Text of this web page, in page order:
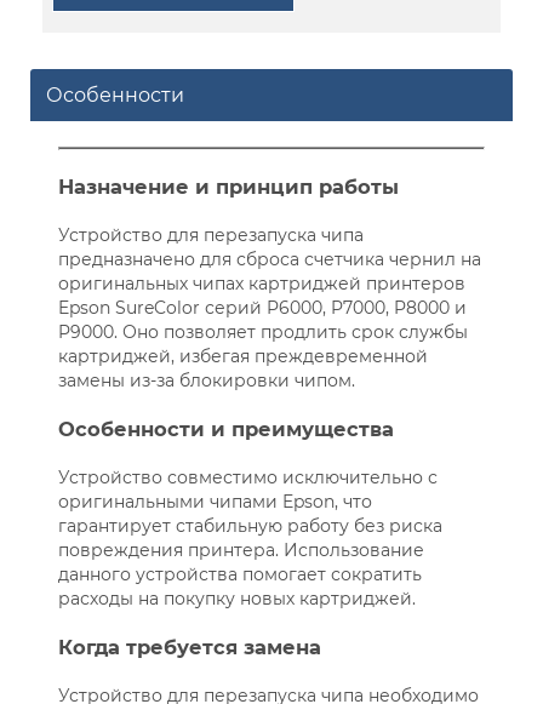
Особенности
Назначение и принцип работы
Устройство для перезапуска чипа
предназначено для сброса счетчика чернил на
оригинальных чипах картриджей принтеров
Epson SureColor серий P6000, P7000, P8000 и
P9000. Оно позволяет продлить срок службы
картриджей, избегая преждевременной
замены из-за блокировки чипом.
Особенности и преимущества
Устройство совместимо исключительно с
оригинальными чипами Epson, что
гарантирует стабильную работу без риска
повреждения принтера. Использование
данного устройства помогает сократить
расходы на покупку новых картриджей.
Когда требуется замена
Устройство для перезапуска чипа необходимо